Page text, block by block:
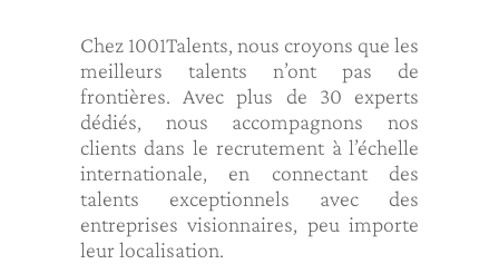
Chez 1001Talents, nous croyons que les
meilleurs talents n’ont pas de
frontières. Avec plus de 30 experts
dédiés, nous accompagnons nos
clients dans le recrutement à l’échelle
internationale, en connectant des
talents exceptionnels avec des
entreprises visionnaires, peu importe
leur localisation.